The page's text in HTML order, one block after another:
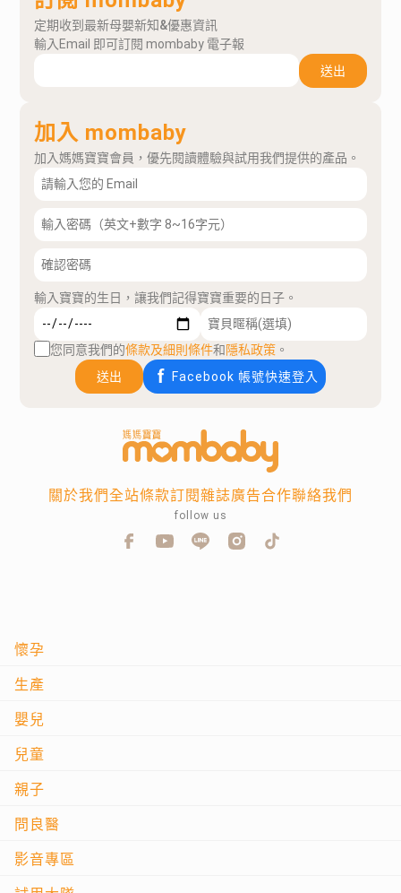
定期收到最新母嬰新知&優惠資訊
輸入Email 即可訂閱 mombaby 電子報
送出
加入 mombaby
加入媽媽寶寶會員，優先閱讀體驗與試用我們提供的產品。
輸入寶寶的生日，讓我們記得寶寶重要的日子。
您同意我們的條款及細則條件和隱私政策 。
送出
Facebook 帳號快速登入
懷孕
生產
嬰兒
兒童
親子
問良醫
影音專區
關於我們全站條款訂閱雜誌廣告合作聯絡我們
follow us